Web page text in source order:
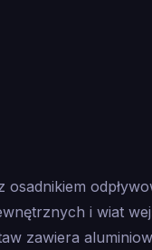
osadnikiem
i wiat
zawiera